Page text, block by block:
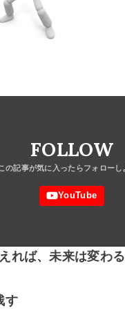
FOLLOW
れば、未来は変わる
す